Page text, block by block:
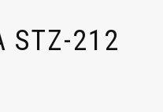
STZ-212